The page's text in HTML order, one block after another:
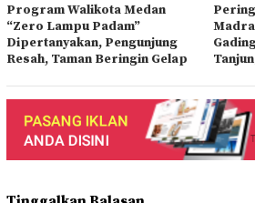
Program Walikota Medan
“Zero Lampu Padam”
Dipertanyakan, Pengunjung
Resah, Taman Beringin Gelap